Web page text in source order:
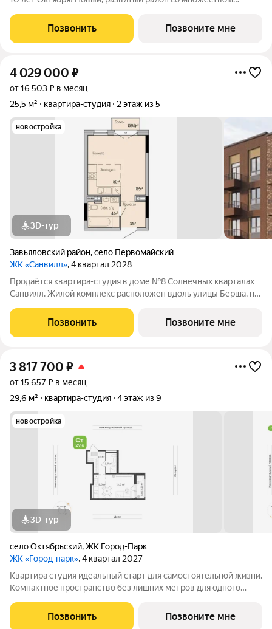
жилого комплекса находятся: остановки общественного
транспорта; Школы №№93 и 64;
Позвонить Позвоните мне
4 029 000 ₽
от 16 503 ₽ в месяц
25,5 м²
квартира-студия 2 этаж из 5
новостройка
3D-тур
Завьяловский район,село Первомайский
ЖК «Санвилл», 4 квартал 2028
Продаётся квартира-студия в доме №8 Солнечных кварталах
Санвилл. Жилой комплекс расположен вдоль улицы Берша, на
высотой всего 5 этажей с лифтом; Планировки под любой
стиль жизни:CМАРТ -
Позвонить Позвоните мне
3 817 700 ₽
от 15 657 ₽ в месяц
29,6 м²
квартира-студия 4 этаж из 9
новостройка
3D-тур
село Октябрьский,ЖК Город-Парк
ЖК «Город-парк», 4 квартал 2027
Квартира студия идеальный старт для самостоятельной жизни.
Компактное пространство без лишних метров для одного
зону отдыха и кухню. Высота потолков 2,7 м. Функциональная
прихожая правильной
Позвонить Позвоните мне